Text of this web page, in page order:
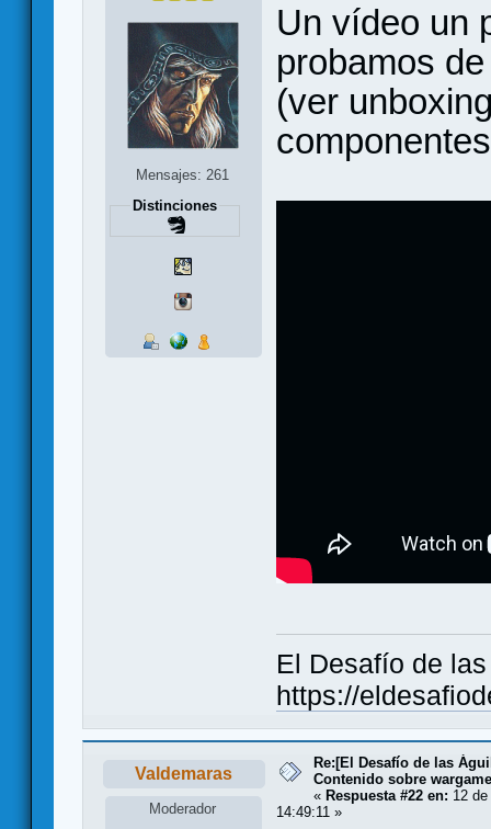
Mensajes: 261
Distinciones
Un vídeo un
probamos
(ver
El Desafío de
https://
Valdemaras
Moderador
Re:[El Desafío de las
Contenido sobre
« Respuesta #22 en: 12
14:49:11 »